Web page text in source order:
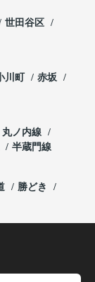
こちらに対し
き新着確認
に対応してく
に、心からオ
世田谷区
川町
赤坂
丸ノ内線
半蔵門線
勝どき